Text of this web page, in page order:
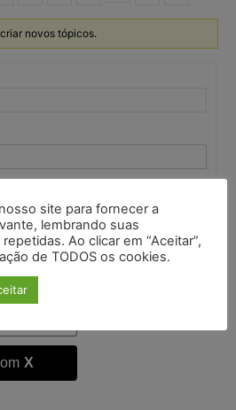
novos tópicos.
X
site para fornecer a
lembrando suas
Ao clicar em “Aceitar”,
de TODOS os cookies.